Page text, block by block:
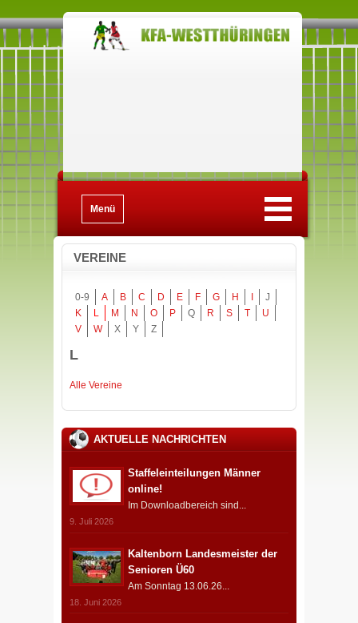
Menü
VEREINE
0-9 A B C D E F G H
J
K
L M N O P Q R S T
U
V
W X Y Z
L
Alle Vereine
AKTUELLE NACHRICHTEN
Staffeleinteilungen Männer
online!
Im Downloadbereich sind...
9. Juli 2026
Kaltenborn Landesmeister der
Senioren Ü60
Am Sonntag 13.06.26...
18. Juni 2026